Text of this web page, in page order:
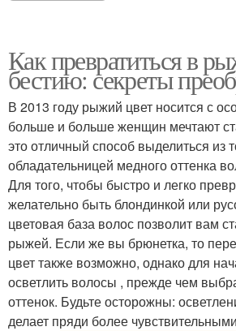
Как превратиться в
бестию: секреты
В 2013 году рыжий цвет носится с
больше и больше женщин мечтают
это отличный способ выделиться из
обладательницей медного оттенка
Для того, чтобы быстро и легко
желательно быть блондинкой или
цветовая база волос позволит вам
рыжей. Если же вы брюнетка, то
цвет также возможно, однако для
осветлить волосы , прежде чем
оттенок. Будьте осторожны:
делает пряди более